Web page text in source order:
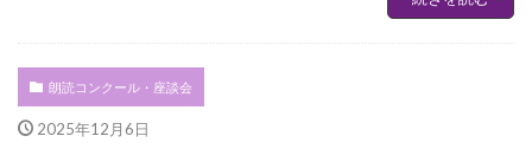
朗読コンクール・座談会
2025年12月6日